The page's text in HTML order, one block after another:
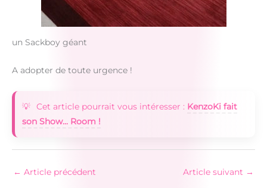
un Sackboy géant
A adopter de toute urgence !
Cet article pourrait vous intéresser : KenzoKi fait
son Show... Room !
← Article précédent Article suivant →